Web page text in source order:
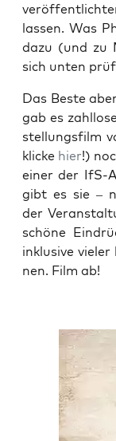
las­sen. Was
dazu (und zu
sich unten
Das Bes­te
gab es
stel­lungs­film
kli­cke hier!)
einer der IfS-
gibt es sie –
der
schö­ne
inklu­si­ve
nen. Film ab!